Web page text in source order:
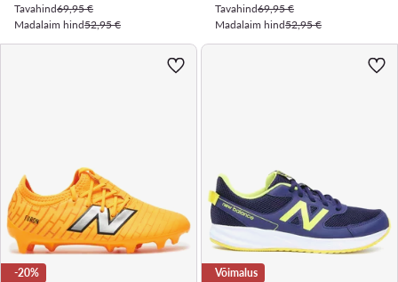
Tavahind69,95 €
Madalaim hind52,95 €
Tavahind69,95 €
Madalaim hind52,95 €
-20% Võimalus